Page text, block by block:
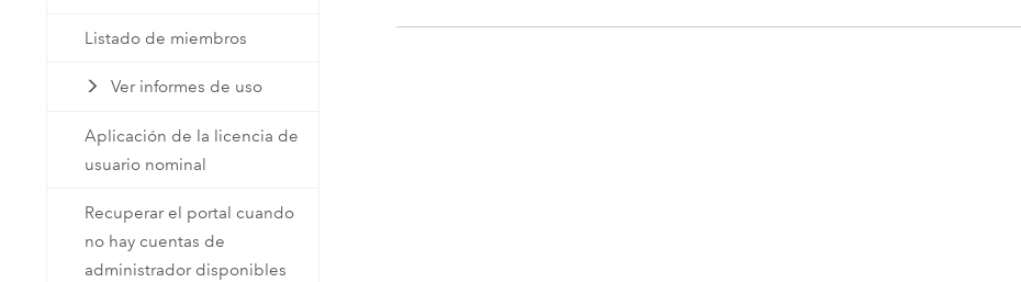
Listado de miembros
Ver informes de uso
Aplicación de la licencia de
usuario nominal
Recuperar el portal cuando
no hay cuentas de
administrador disponibles